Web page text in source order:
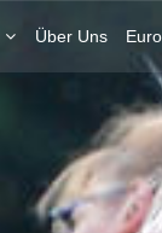
Über Uns